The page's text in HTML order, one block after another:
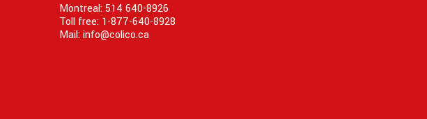
Montreal:514 640-8926
Toll free: 1-877-640-8928
Mail:info@colico.ca